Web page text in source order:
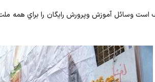
است وسائل آموزش وپرورش رايگان را براي همه